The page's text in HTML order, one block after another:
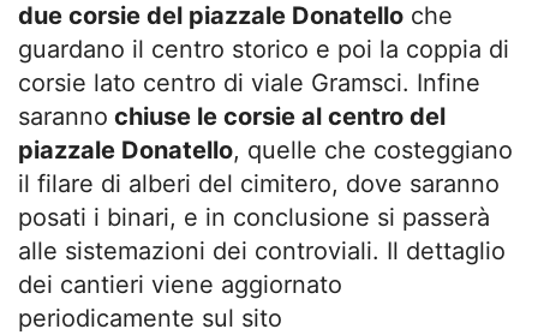
due corsie del piazzale Donatello che
guardano il centro storico e poi la coppia di
corsie lato centro di viale Gramsci. Infine
saranno chiuse le corsie al centro del
piazzale Donatello, quelle che costeggiano
il filare di alberi del cimitero, dove saranno
posati i binari, e in conclusione si passerà
alle sistemazioni dei controviali. Il dettaglio
dei cantieri viene aggiornato
periodicamente sul sito